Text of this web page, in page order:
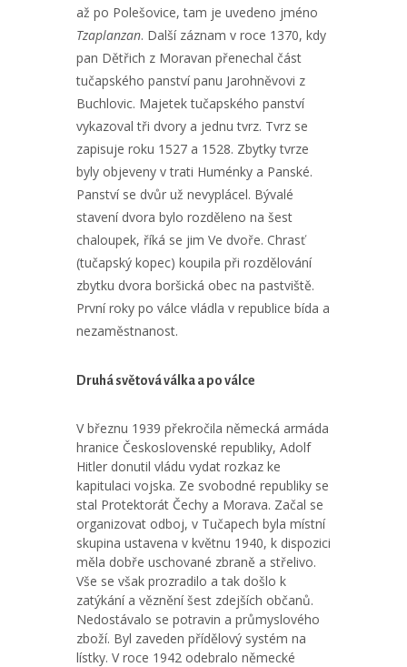
až po Polešovice, tam je uvedeno jméno
Tzaplanzan. Další záznam v roce 1370, kdy
pan Dětřich z Moravan přenechal část
tučapského panství panu Jarohněvovi z
Buchlovic. Majetek tučapského panství
vykazoval tři dvory a jednu tvrz. Tvrz se
zapisuje roku 1527 a 1528. Zbytky tvrze
byly objeveny v trati Huménky a Panské.
Panství se dvůr už nevyplácel. Bývalé
stavení dvora bylo rozděleno na šest
chaloupek, říká se jim Ve dvoře. Chrasť
(tučapský kopec) koupila při rozdělování
zbytku dvora boršická obec na pastviště.
První roky po válce vládla v republice bída a
nezaměstnanost.
Druhá světová válka a po válce
V březnu 1939 překročila německá armáda
hranice Československé republiky, Adolf
Hitler donutil vládu vydat rozkaz ke
kapitulaci vojska. Ze svobodné republiky se
stal Protektorát Čechy a Morava. Začal se
organizovat odboj, v Tučapech byla místní
skupina ustavena v květnu 1940, k dispozici
měla dobře uschované zbraně a střelivo.
Vše se však prozradilo a tak došlo k
zatýkání a věznění šest zdejších občanů.
Nedostávalo se potravin a průmyslového
zboží. Byl zaveden přídělový systém na
lístky. V roce 1942 odebralo německé